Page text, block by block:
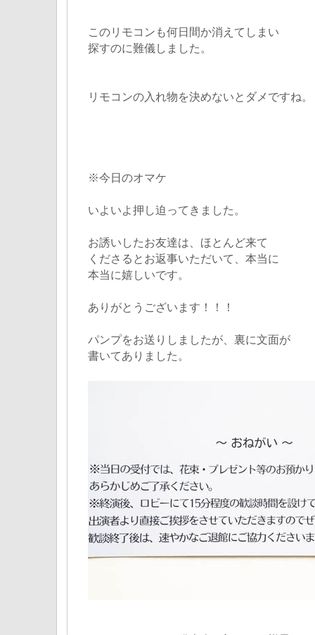
このリモコンも何日間か消えてしまい
探すのに難儀しました。
リモコンの入れ物を決めないとダメですね。
※今日のオマケ
いよいよ押し迫ってきました。
お誘いしたお友達は、ほとんど来て
くださるとお返事いただいて、本当に
本当に嬉しいです。
ありがとうございます！！！
パンプをお送りしましたが、裏に文面が
書いてありました。